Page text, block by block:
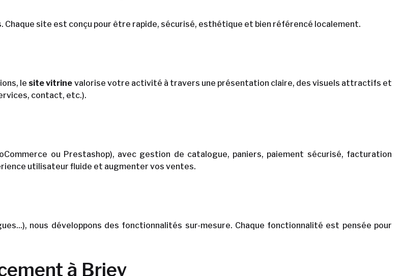
Chaque site est conçu pour être rapide, sécurisé, esthétique et bien référencé localement.
le site vitrine valorise votre activité à travers une présentation claire, des visuels attractifs et
contact, etc.).
ou Prestashop), avec gestion de catalogue, paniers, paiement sécurisé, facturation
utilisateur fluide et augmenter vos ventes.
nous développons des fonctionnalités sur-mesure. Chaque fonctionnalité est pensée pour
à Briey